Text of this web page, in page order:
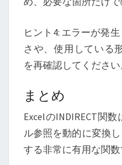
ヒント4: エラーが発
さや、使用している
を再確認してください
まとめ
ExcelのINDIRECT関
ル参照を動的に変換
する非常に有用な関数